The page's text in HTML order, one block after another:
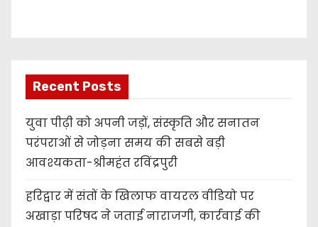
Recent Posts
युवा पीढ़ी को अपनी जड़ों, संस्कृति और सनातन
परंपराओं से जोड़ना समय की सबसे बड़ी
आवश्यकता-श्रीमहंत रविंद्रपुरी
हरिद्वार में संतों के खिलाफ वायरल वीडियो पर
अखाड़ा परिषद ने जताई नाराजगी, कार्रवाई की